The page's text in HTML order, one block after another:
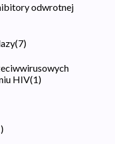
odwrotnej
(7)
HIV(1)
)